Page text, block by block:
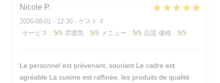
Nicole P
2026-08-01 - 12:30 - ゲスト 4
サービス : 5/5 雰囲気 : 5/5 メニュー : 5/5 品質-価格 : 5/5
Le personnel est prévenant, souriant Le cadre est
agréable La cuisine est raffinée, les produits de qualité